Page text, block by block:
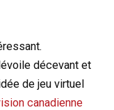
décevant et
de jeu virtuel
canadienne